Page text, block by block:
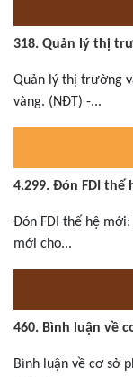
318. Quản lý thị
Quản lý thị trường
vàng. (NĐT) -...
4.299. Đón FDI thế
Đón FDI thế hệ
mới cho...
460. Bình luận về
Bình luận về cơ sở